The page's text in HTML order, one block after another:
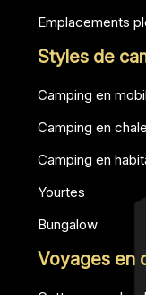
Emplacements
Styles de
Camping en
Camping en
Camping en
Yourtes
Bungalow
Voyages en